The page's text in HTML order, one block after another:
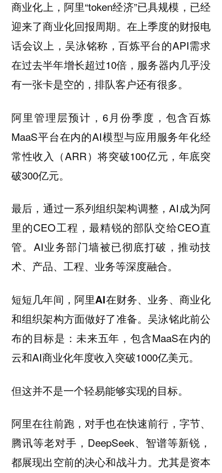
商业化上，阿里“token经济”已具规模，已经
迎来了商业化回报周期。在上季度的财报电
话会议上，吴泳铭称，百炼平台的API需求
在过去半年增长超过10倍，服务器内几乎没
有一张卡是空的，排队客户还有很多。
阿里管理层预计，6月份季度，包含百炼
MaaS平台在内的AI模型与应用服务年化经
常性收入（ARR）将突破100亿元，年底突
破300亿元。
最后，通过一系列组织架构调整，AI成为阿
里的CEO工程，最精锐的部队交给CEO直
管。AI业务部门墙被已彻底打破，推动技
术、产品、工程、业务等深度融合。
短短几年间， 阿里AI在财务、业务、商业化
和组织架构方面做好了准备。 吴泳铭此前公
布的目标是：未来五年，包含MaaS在内的
云和AI商业化年度收入突破1000亿美元。
但这并不是一个轻易能够实现的目标。
阿里在往前跑，对手也在快速前行，字节、
腾讯等老对手，DeepSeek、智谱等新锐，
都展现出空前的决心和战斗力。尤其是资本